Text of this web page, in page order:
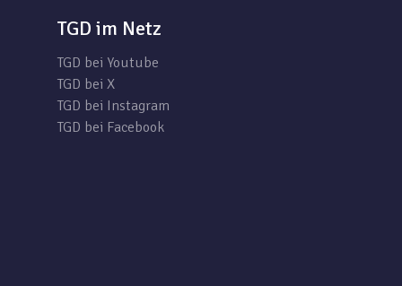
TGD im Netz
TGD bei Youtube
TGD bei X
TGD bei Instagram
TGD bei Facebook